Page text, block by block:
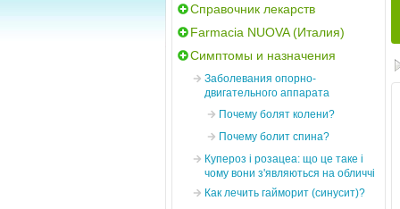
Справочник лекарств
Farmacia NUOVA (Италия)
Симптомы и назначения
Заболевания опорно-
двигательного аппарата
Почему болят колени?
Почему болит спина?
Купероз і розацеа: що це таке і
чому вони з'являються на обличчі
Как лечить гайморит (синусит)?